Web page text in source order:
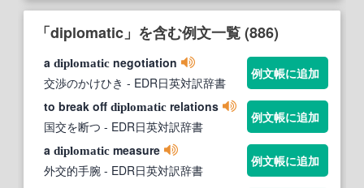
「diplomatic」を含む例文一覧 (886)
a diplomatic negotiation
交渉のかけひき - EDR日英対訳辞書
例文帳に追加
to break off diplomatic relations
国交を断つ - EDR日英対訳辞書
例文帳に追加
a diplomatic measure
外交的手腕 - EDR日英対訳辞書
例文帳に追加